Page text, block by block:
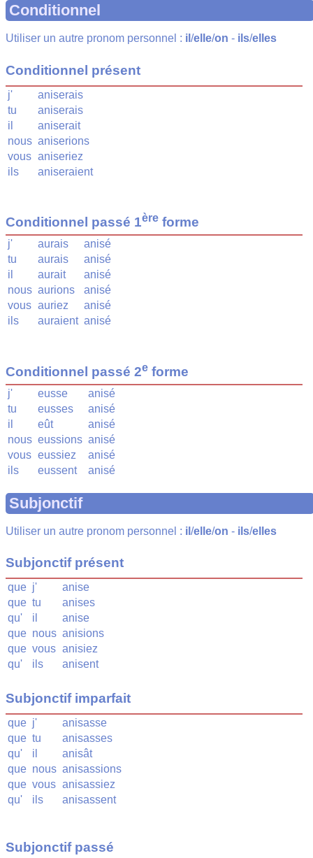
Conditionnel
Utiliser un autre pronom personnel : il /elle/on - ils/elles
Conditionnel présent
j'
aniserais
tu
aniserais
il
aniserait
nous aniserions
vous aniseriez
ils
aniseraient
Conditionnel passé 1ère forme
j' aurais
anisé
tu
aurais
anisé
il
aurait
anisé
nous aurions
anisé
vous auriez
anisé
ils
auraient anisé
Conditionnel passé 2e forme
j' eusse
anisé
tu
eusses
anisé
il
eût
anisé
nous eussions anisé
vous eussiez
anisé
ils
eussent anisé
Subjonctif
Utiliser un autre pronom personnel : il /elle/on - ils/elles
Subjonctif présent
que j'
anise
que tu
anises
qu'
il
anise
que nous anisions
que vous anisiez
qu'
ils anisent
Subjonctif imparfait
que j'
anisasse
que tu
anisasses
qu'
il
anisât
que nous anisassions
que vous anisassiez
qu'
ils anisassent
Subjonctif passé